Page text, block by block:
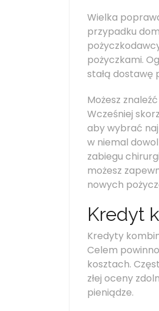
Wielka
przypadku
pożyczkami.
stałą dostawę
Możesz
Wcześniej
aby wybrać
w niemal
zabiegu
możesz
nowych
Kredyt
Kredyty
Celem
kosztach.
złej oceny
pieniądze.